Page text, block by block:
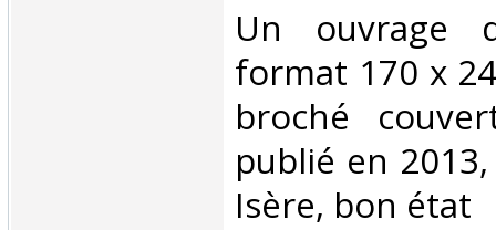
‎Un ouvrage
format 170 x
broché
publié en
Isère, bon état‎